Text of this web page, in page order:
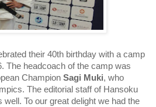
their 40th birthday with a camp
The headcoach of the camp was
Champion Sagi Muki, who
The editorial staff of Hansoku
To our great delight we had the